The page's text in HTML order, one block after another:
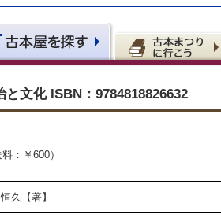
文化 ISBN：9784818826632
料：￥600）
久【著】